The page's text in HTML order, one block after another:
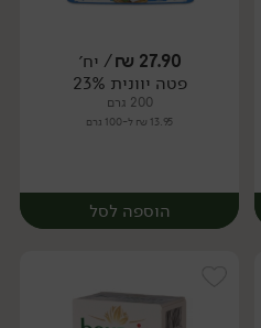
יח׳
27.90
₪/ יח׳
פטה יוונית 23%
200 גרם
13.95 ₪ ל-100 גרם
הוספה לסל